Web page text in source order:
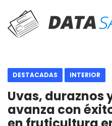
DESTACADAS INTERIOR
Uvas, duraznos
avanza con